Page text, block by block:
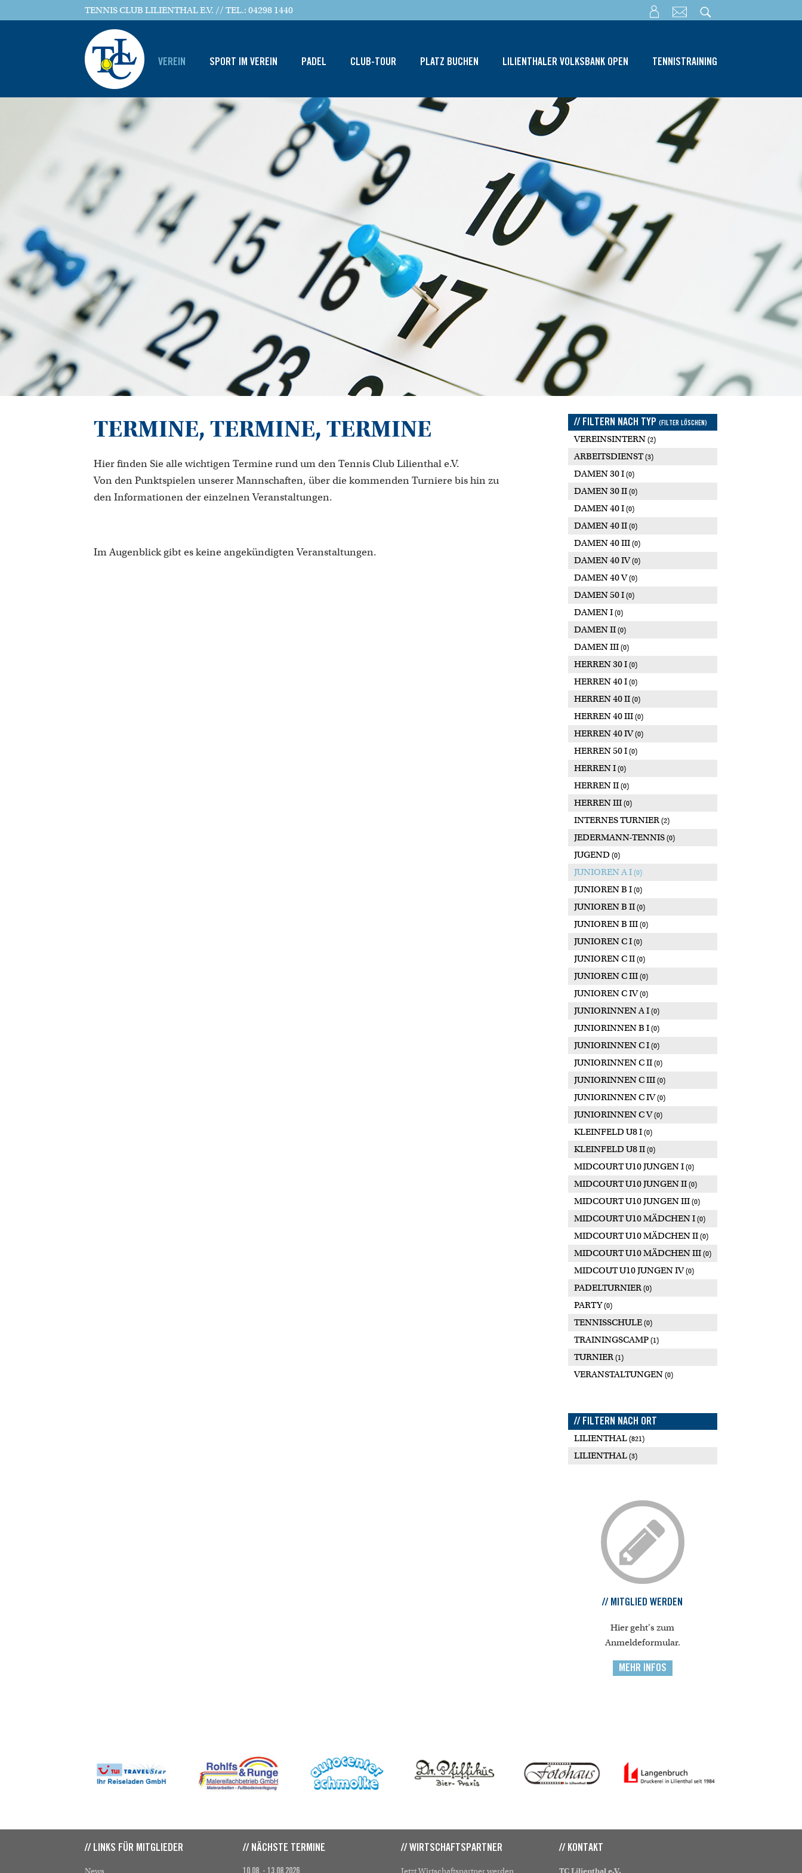
TENNIS CLUB LILIENTHAL E.V. // TEL.: 04298 1440
VEREIN SPORT IM VEREIN PADEL CLUB-TOUR PLATZ BUCHEN LILIENTHALER VOLKSBANK OPEN TENNISTRAINING
TERMINE, TERMINE, TERMINE
Hier finden Sie alle wichtigen Termine rund um den Tennis Club Lilienthal e.V.
Von den Punktspielen unserer Mannschaften, über die kommenden Turniere bis hin zu
den Informationen der einzelnen Veranstaltungen.
Im Augenblick gibt es keine angekündigten Veranstaltungen.
// FILTERN NACH TYP (FILTER LÖSCHEN)
VEREINSINTERN (2)
ARBEITSDIENST(3)
DAMEN 30 I (0)
DAMEN 30 II (0)
DAMEN 40 I (0)
DAMEN 40 II (0)
DAMEN 40 III (0)
DAMEN 40 IV(0)
DAMEN 40 V(0)
DAMEN 50 I (0)
DAMEN I (0)
DAMEN II (0)
DAMEN III (0)
HERREN 30 I (0)
HERREN 40 I (0)
HERREN 40 II (0)
HERREN 40 III (0)
HERREN 40 IV(0)
HERREN 50 I (0)
HERREN I (0)
HERREN II (0)
HERREN III (0)
INTERNES TURNIER (2)
JEDERMANN-TENNIS (0)
JUGEND (0)
JUNIOREN A I (0)
JUNIOREN B I (0)
JUNIOREN B II (0)
JUNIOREN B III (0)
JUNIOREN C I (0)
JUNIOREN C II (0)
JUNIOREN C III (0)
JUNIOREN C IV(0)
JUNIORINNEN A I (0)
JUNIORINNEN B I (0)
JUNIORINNEN C I (0)
JUNIORINNEN C II (0)
JUNIORINNEN C III (0)
JUNIORINNEN C IV(0)
JUNIORINNEN C V(0)
KLEINFELD U8 I (0)
KLEINFELD U8 II (0)
MIDCOURT U10 JUNGEN I (0)
MIDCOURT U10 JUNGEN II (0)
MIDCOURT U10 JUNGEN III (0)
MIDCOURT U10 MÄDCHEN I (0)
MIDCOURT U10 MÄDCHEN II (0)
MIDCOURT U10 MÄDCHEN III (0)
MIDCOUT U10 JUNGEN IV(0)
PADELTURNIER (0)
PARTY(0)
TENNISSCHULE (0)
TRAININGSCAMP (1)
TURNIER (1)
VERANSTALTUNGEN (0)
// FILTERN NACH ORT
LILIENTHAL (821)
LILIENTHAL (3)
// MITGLIED WERDEN
Hier geht's zum
Anmeldeformular.
MEHR INFOS
// LINKS FÜR MITGLIEDER // NÄCHSTE TERMINE // WIRTSCHAFTSPARTNER // KONTAKT
10.08. - 13.08.2026